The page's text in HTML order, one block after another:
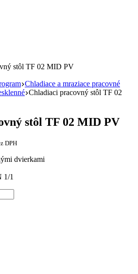
Chladiace a mraziace pracovné
Chladiaci pracovný stôl TF 02
stôl TF 02 MID PV
€.
DPH
dvierkami
1/1